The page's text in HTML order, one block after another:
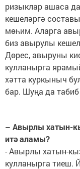
ризыклар ашаса
кешеләргә
мөһим. Аларга
биз авырулы
Дөрес, авыруны
кулланырга
хәтта куркыныч
бар. Шуңа да
– Авырлы хатын-
итә аламы?
- Авырлы хатын-
кулланырга тиеш.